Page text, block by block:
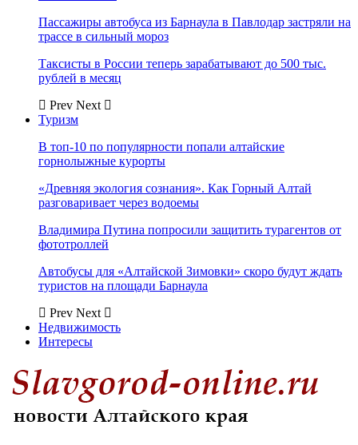
Пассажиры автобуса из Барнаула в Павлодар застряли на
трассе в сильный мороз
Таксисты в России теперь зарабатывают до 500 тыс.
рублей в месяц
Prev Next
Туризм
В топ-10 по популярности попали алтайские
горнолыжные курорты
«Древняя экология сознания». Как Горный Алтай
разговаривает через водоемы
Владимира Путина попросили защитить турагентов от
фототроллей
Автобусы для «Алтайской Зимовки» скоро будут ждать
туристов на площади Барнаула
Prev Next
Недвижимость
Интересы